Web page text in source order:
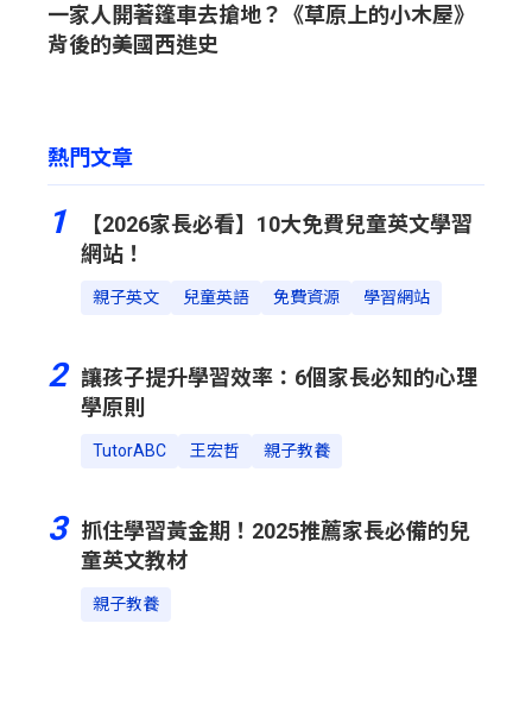
一家人開著篷車去搶地？《草原上的小木屋》
背後的美國西進史
熱門文章
1
【2026家長必看】10大免費兒童英文學習
網站！
親子英文 兒童英語 免費資源 學習網站
2
讓孩子提升學習效率：6個家長必知的心理
學原則
TutorABC 王宏哲 親子教養
3
抓住學習黃金期！2025推薦家長必備的兒
童英文教材
親子教養